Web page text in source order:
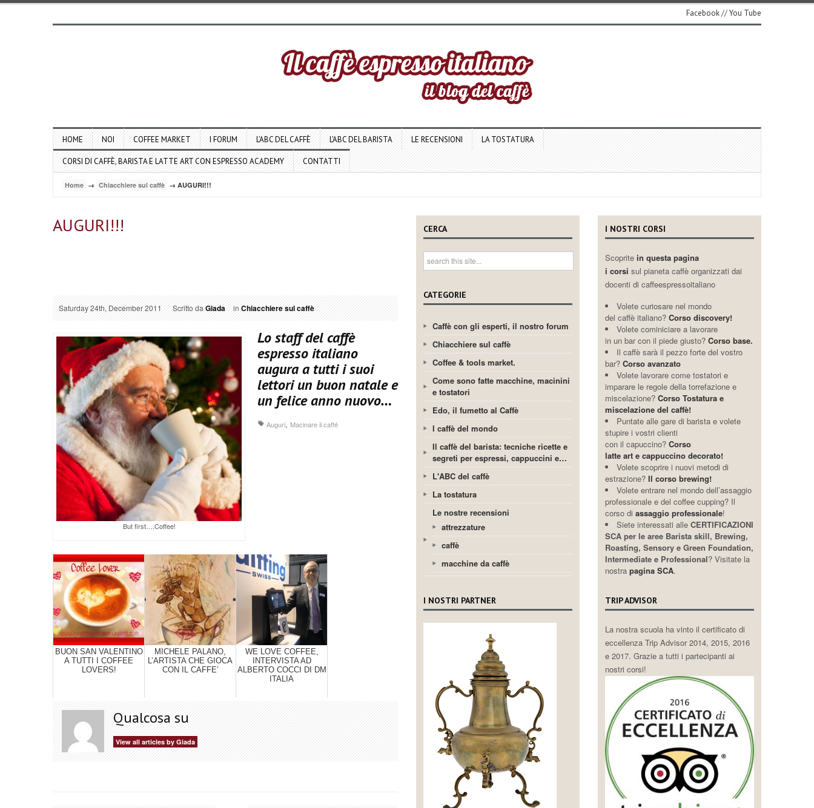
Facebook//You Tube
HOME NOI COFFEE MARKET I FORUM L’ABC DEL CAFFÈ L’ABC DEL BARISTA LE RECENSIONI LA TOSTATURA
CORSI DI CAFFÈ, BARISTA E LATTE ART CON ESPRESSO ACADEMY CONTATTI
Home → Chiacchiere sul caffè → AUGURI!!!
AUGURI!!!
Saturday 24th, December 2011 Scritto daGiada inChiacchiere sul caffè
But first….Coffee!
Lo staff del caffè
espresso italiano
augura a tutti i suoi
lettori un buon natale e
un felice anno nuovo…
Auguri, Macinare il caffé
BUON SAN VALENTINO
A TUTTI I COFFEE
LOVERS!
MICHELE PALANO,
L’ARTISTA CHE GIOCA
CON IL CAFFE’
WE LOVE COFFEE,
INTERVISTA AD
ALBERTO COCCI DI DM
ITALIA
Qualcosa su
View all articles by Giada
CERCA
CATEGORIE
Caffè con gli esperti, il nostro forum
Chiacchiere sul caffè
Coffee & tools market.
Come sono fatte macchine, macinini
e tostatori
Edo, il fumetto al Caffè
I caffè del mondo
Il caffè del barista: tecniche ricette e
segreti per espressi, cappuccini e…
L'ABC del caffè
La tostatura
Le nostre recensioni
attrezzature
caffè
macchine da caffè
I NOSTRI PARTNER
I NOSTRI CORSI
Scoprite in questa pagina
i corsi sul pianeta caffè organizzati dai
docenti di caffeespressoitaliano
Volete curiosare nel mondo
del caffè italiano?Corso discovery!
Volete cominiciare a lavorare
in un bar con il piede giusto? Corso base.
Il caffè sarà il pezzo forte del vostro
bar? Corso avanzato
Volete lavorare come tostatori e
imparare le regole della torrefazione e
miscelazione? Corso Tostatura e
miscelazione del caffè!
Puntate alle gare di barista e volete
stupire i vostri clienti
con il capuccino? Corso
latte art e cappuccino decorato!
Volete scoprire i nuovi metodi di
estrazione? Il corso brewing!
Volete entrare nel mondo dell’assaggio
professionale e del coffee cupping? Il
corso di assaggio professionale!
Siete interessati alle CERTIFICAZIONI
SCA per le aree Barista skill, Brewing,
Roasting, Sensory e Green Foundation,
Intermediate e Professional? Visitate la
nostra pagina SCA.
TRIP ADVISOR
La nostra scuola ha vinto il certificato di
eccellenza Trip Advisor 2014, 2015, 2016
e 2017. Grazie a tutti i partecipanti ai
nostri corsi!